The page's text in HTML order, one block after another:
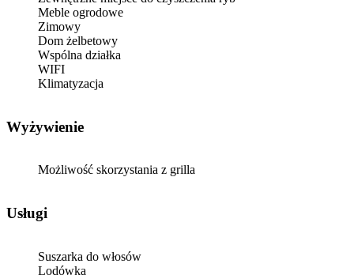
Meble ogrodowe
Zimowy
Dom żelbetowy
Wspólna działka
WIFI
Klimatyzacja
Wyżywienie
Możliwość skorzystania z grilla
Usługi
Suszarka do włosów
Lodówka